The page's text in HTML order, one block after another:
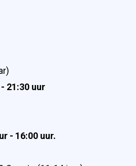
21:30 uur
- 16:00 uur.